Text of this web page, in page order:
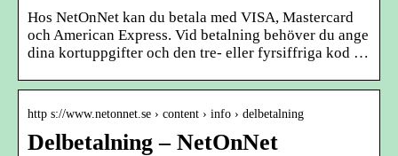
Hos NetOnNet kan du betala med VISA, Mastercard
och American Express. Vid betalning behöver du ange
dina kortuppgifter och den tre- eller fyrsiffriga kod …
http s://www.netonnet.se › content › info › delbetalning
Delbetalning – NetOnNet